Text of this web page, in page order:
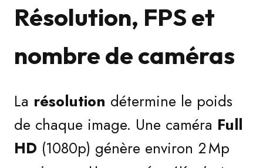
Résolution, FPS et
nombre de caméras
La résolution détermine le poids
de chaque image. Une caméra Full
HD (1080p) génère environ 2 Mp